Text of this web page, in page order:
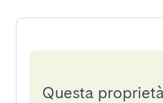
Questa